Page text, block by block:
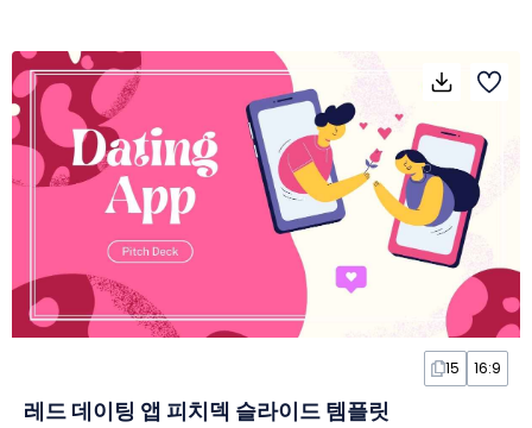
15 16:9
레드 데이팅 앱 피치덱 슬라이드 템플릿